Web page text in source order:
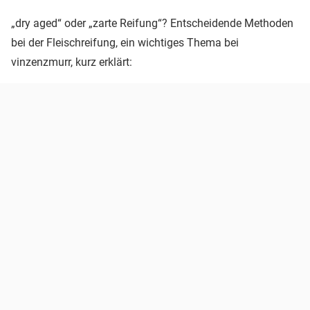
„dry aged“ oder „zarte Reifung“? Entscheidende Methoden
bei der Fleischreifung, ein wichtiges Thema bei
vinzenzmurr, kurz erklärt: